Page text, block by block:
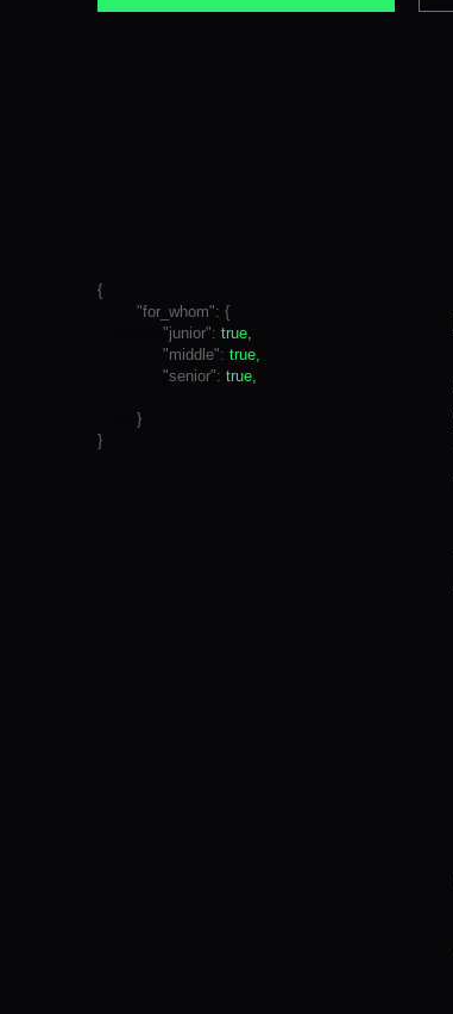
{
"for_whom": {
"junior": true,
"middle": true,
"senior": true,
}
}